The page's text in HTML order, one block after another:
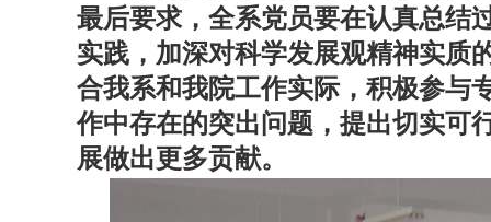
最后要求，全系党员要在认真总结
实践，加深对科学发展观精神实质
合我系和我院工作实际，积极参与
作中存在的突出问题，提出切实可
展做出更多贡献。